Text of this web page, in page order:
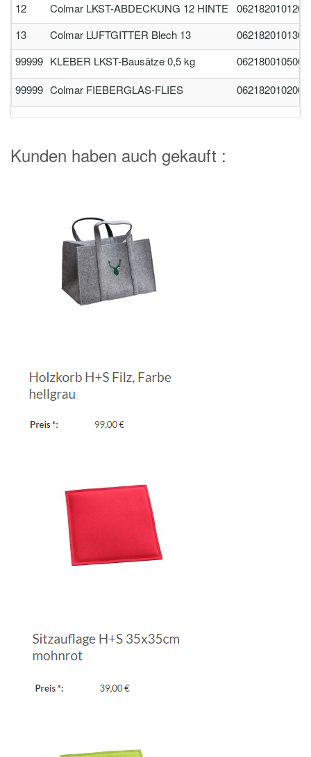
12 Colmar LKST-ABDECKUNG 12 HINTE
0621820101200
13
Colmar LUFTGITTER Blech 13
0621820101300
99999 KLEBER LKST-Bausätze 0,5 kg
0621800105000
99999 Colmar FIEBERGLAS-FLIES 0621820102000
Kunden haben auch gekauft :